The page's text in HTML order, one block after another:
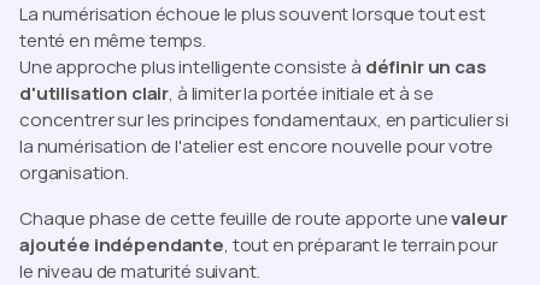
La numérisation échoue le plus souvent lorsque tout est
tenté en même temps.
Une approche plus intelligente consiste à définir un cas
d'utilisation clair, à limiter la portée initiale et à se
concentrer sur les principes fondamentaux, en particulier si
la numérisation de l'atelier est encore nouvelle pour votre
organisation.
Chaque phase de cette feuille de route apporte unevaleur
ajoutée indépendante, tout en préparant le terrain pour
le niveau de maturité suivant.